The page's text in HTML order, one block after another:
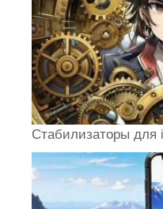
Стабилизаторы для